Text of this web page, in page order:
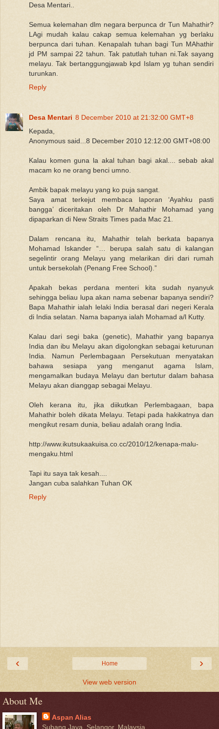
Desa Mentari..
Semua kelemahan dlm negara berpunca dr Tun Mahathir?
LAgi mudah kalau cakap semua kelemahan yg berlaku
berpunca dari tuhan. Kenapalah tuhan bagi Tun MAhathir
jd PM sampai 22 tahun. Tak patutlah tuhan ni.Tak sayang
melayu. Tak bertanggungjawab kpd Islam yg tuhan sendiri
turunkan.
Reply
Desa Mentari 8 December 2010 at 21:32:00 GMT+8
Kepada,
Anonymous said...8 December 2010 12:12:00 GMT+08:00
Kalau komen guna la akal tuhan bagi akal.... sebab akal
macam ko ne orang benci umno.
Ambik bapak melayu yang ko puja sangat.
Saya amat terkejut membaca laporan ‘Ayahku pasti
bangga’ diceritakan oleh Dr Mahathir Mohamad yang
dipaparkan di New Straits Times pada Mac 21.
Dalam rencana itu, Mahathir telah berkata bapanya
Mohamad Iskander “… berupa salah satu di kalangan
segelintir orang Melayu yang melarikan diri dari rumah
untuk bersekolah (Penang Free School).”
Apakah bekas perdana menteri kita sudah nyanyuk
sehingga beliau lupa akan nama sebenar bapanya sendiri?
Bapa Mahathir ialah lelaki India berasal dari negeri Kerala
di India selatan. Nama bapanya ialah Mohamad a/l Kutty.
Kalau dari segi baka (genetic), Mahathir yang bapanya
India dan ibu Melayu akan digolongkan sebagai keturunan
India. Namun Perlembagaan Persekutuan menyatakan
bahawa sesiapa yang menganut agama Islam,
mengamalkan budaya Melayu dan bertutur dalam bahasa
Melayu akan dianggap sebagai Melayu.
Oleh kerana itu, jika diikutkan Perlembagaan, bapa
Mahathir boleh dikata Melayu. Tetapi pada hakikatnya dan
mengikut resam dunia, beliau adalah orang India.
http://www.ikutsukaakuisa.co.cc/2010/12/kenapa-malu-
mengaku.html
Tapi itu saya tak kesah....
Jangan cuba salahkan Tuhan OK
Reply
‹ ›
Home
View web version
About Me
Aspan Alias
Subang Jaya, Selangor, Malaysia